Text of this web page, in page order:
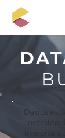
Dados
petróleo
importa